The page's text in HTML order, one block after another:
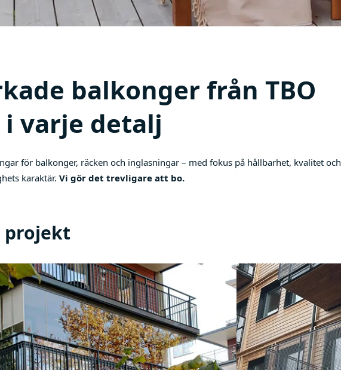
balkonger från TBO
varje detalj
för balkonger, räcken och inglasningar – med fokus på hållbarhet, kvalitet och
karaktär. Vi gör det trevligare att bo.